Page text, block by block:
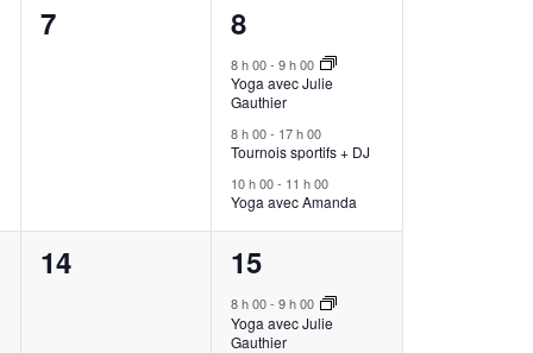
0
7
3
évènements,
8
8 h 00-9 h 00
Yoga avec Julie
Gauthier
8 h 00- 17 h 00
Tournois sportifs + DJ
10 h 00- 11 h 00
Yoga avec Amanda
0
14
1
évènement,
15
8 h 00-9 h 00
Yoga avec Julie
Gauthier